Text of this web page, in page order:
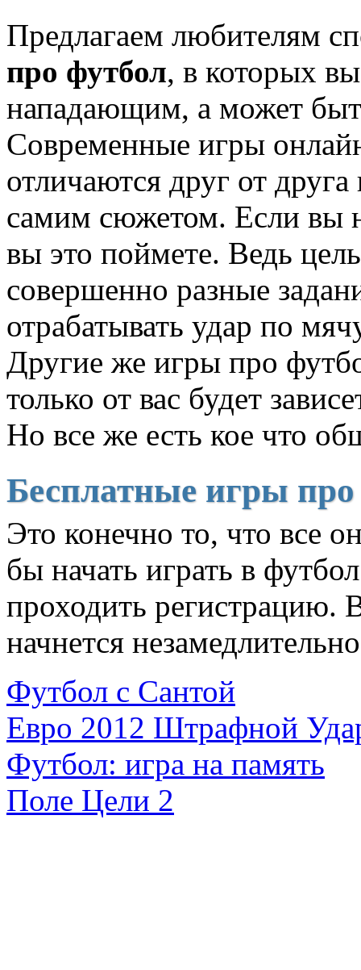
Предлагаем любителям
про футбол, в которых
нападающим, а может
Современные игры
отличаются друг от
самим сюжетом. Если вы
вы это поймете. Ведь
совершенно разные
отрабатывать удар по
Другие же игры про
только от вас будет
Но все же есть кое что
Бесплатные игры про
Это конечно то, что все
бы начать играть в
проходить регистрацию.
начнется
Футбол с Сантой
Евро 2012 Штрафной
Футбол: игра на память
Поле Цели 2